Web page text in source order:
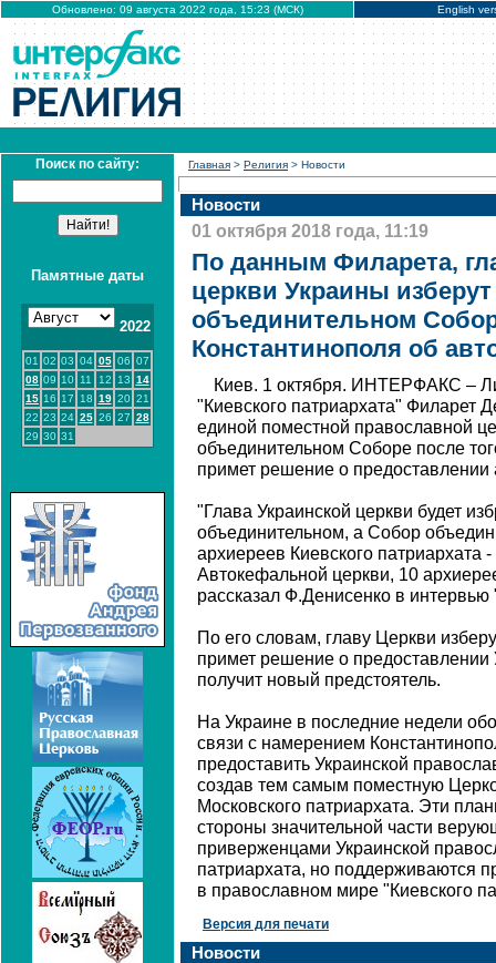
Обновлено: 09 августа 2022 года, 15:23 (МСК) English
Поиск по сайту:
Памятные даты
2022
01 02 03 04 05 06 07
08 09 10 11 12 13 14
15 16 17 18 19 20 21
22 23 24 25 26 27 28
29 30 31
Главная > Религия > Новости
Новости
01 октября 2018 года, 11:19
По данным Филарета,
церкви Украины изберут
объединительном
Константинополя об
Киев. 1 октября. ИНТЕРФАКС –
"Киевского патриархата" Филарет
единой поместной православной
объединительном Соборе после
примет решение о предоставлении
"Глава Украинской церкви будет
объединительном, а Собор
архиереев Киевского патриархата
Автокефальной церкви, 10
рассказал Ф.Денисенко в интервью
По его словам, главу Церкви
примет решение о
получит новый предстоятель.
На Украине в последние недели
связи с намерением
предоставить Украинской
создав тем самым поместную
Московского патриархата. Эти
стороны значительной части
приверженцами Украинской
патриархата, но поддерживаются
в православном мире "Киевского
Версия для печати
Новости